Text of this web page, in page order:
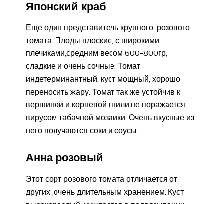
Японский краб
Еще один представитель крупного, розового
томата. Плоды плоские, с широкими
плечиками,средним весом 600-800гр,
сладкие и очень сочные. Томат
индетерминантный, куст мощный, хорошо
переносить жару. Томат так же устойчив к
вершиной и корневой гнили,не поражается
вирусом табачной мозаики. Очень вкусные из
него получаются соки и соусы.
Анна розовый
Этот сорт розового томата отличается от
других ,очень длительным хранением. Куст